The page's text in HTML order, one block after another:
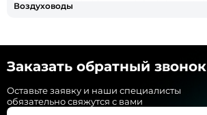
Воздуховоды
Заказать обратный звонок
Оставьте заявку и наши специалисты
обязательно свяжутся с вами